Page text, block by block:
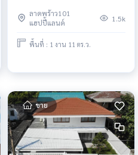
TPM190
ลาดพร้าว101
แฮปปี้แลนด์
1.5k
พื้นที่ : 1 งาน 11 ตร.ว.
ขาย